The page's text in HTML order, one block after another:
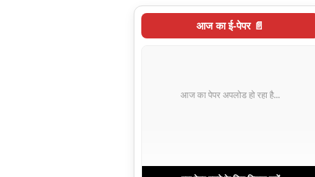
आज का ई-पेपर 📄
आज का पेपर अपलोड हो रहा है...